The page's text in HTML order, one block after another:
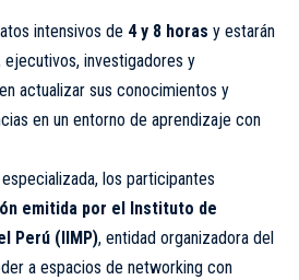
intensivos de 4 y 8 horas y estarán
investigadores y
actualizar sus conocimientos y
en un entorno de aprendizaje con
los participantes
emitida por el Instituto de
Perú (IIMP), entidad organizadora del
a espacios de networking con